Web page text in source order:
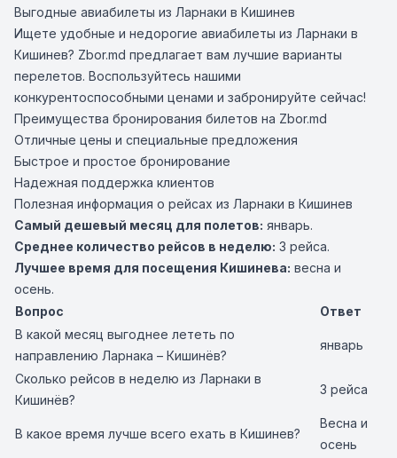
Выгодные авиабилеты из Ларнаки в Кишинев
Ищете удобные и недорогие авиабилеты из Ларнаки в
Кишинев? Zbor.md предлагает вам лучшие варианты
перелетов. Воспользуйтесь нашими
конкурентоспособными ценами и забронируйте сейчас!
Преимущества бронирования билетов на Zbor.md
Отличные цены и специальные предложения
Быстрое и простое бронирование
Надежная поддержка клиентов
Полезная информация о рейсах из Ларнаки в Кишинев
Самый дешевый месяц для полетов: январь.
Среднее количество рейсов в неделю: 3 рейса.
Лучшее время для посещения Кишинева: весна и
осень.
Вопрос
Ответ
В какой месяц выгоднее лететь по
направлению Ларнака – Кишинёв?
январь
Сколько рейсов в неделю из Ларнаки в
Кишинёв?
3 рейса
В какое время лучше всего ехать в Кишинев?
Весна и
осень